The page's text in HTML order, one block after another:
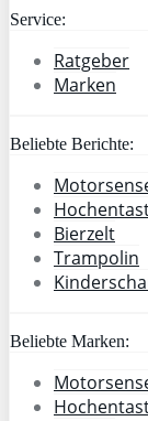
Service:
Ratgeber
Marken
Beliebte Berichte:
Bierzelt
Trampolin
Beliebte Marken: